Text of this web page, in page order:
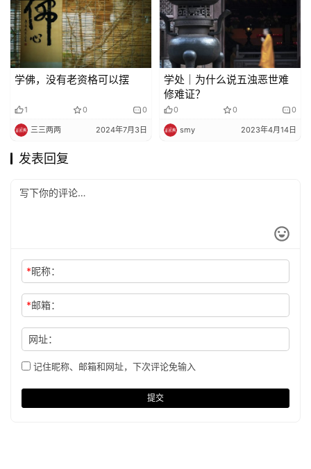
学佛，没有老资格可以摆
1 0 0
三三两两 2024年7月3日
学处｜为什么说五浊恶世难
修难证？
0 0 0
smy 2023年4月14日
发表回复
*昵称：
*邮箱：
网址：
记住昵称、邮箱和网址，下次评论免输入
提交